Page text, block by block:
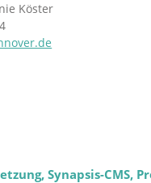
Köster
Synapsis-CMS,